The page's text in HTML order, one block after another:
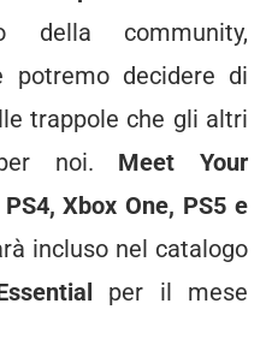
della community,
potremo decidere di
trappole che gli altri
noi. Meet Your
PS4, Xbox One, PS5 e
incluso nel catalogo
per il mese